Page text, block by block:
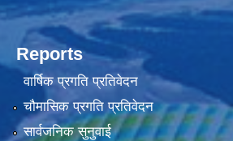
Reports
वार्षिक प्रगति प्रतिवेदन
चौमासिक प्रगति प्रतिवेदन
सार्वजनिक सुनुवाई